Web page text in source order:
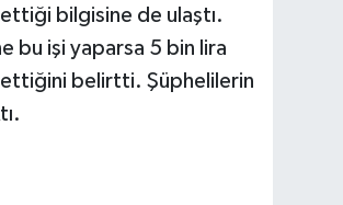
bilgisine de ulaştı.
bu işi yaparsa 5 bin lira
belirtti. Şüphelilerin